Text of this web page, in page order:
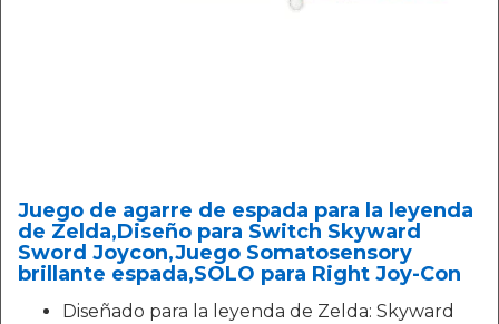
Juego de agarre de espada para la leyenda
de Zelda,Diseño para Switch Skyward
Sword Joycon,Juego Somatosensory
brillante espada,SOLO para Right Joy-Con
Diseñado para la leyenda de Zelda: Skyward